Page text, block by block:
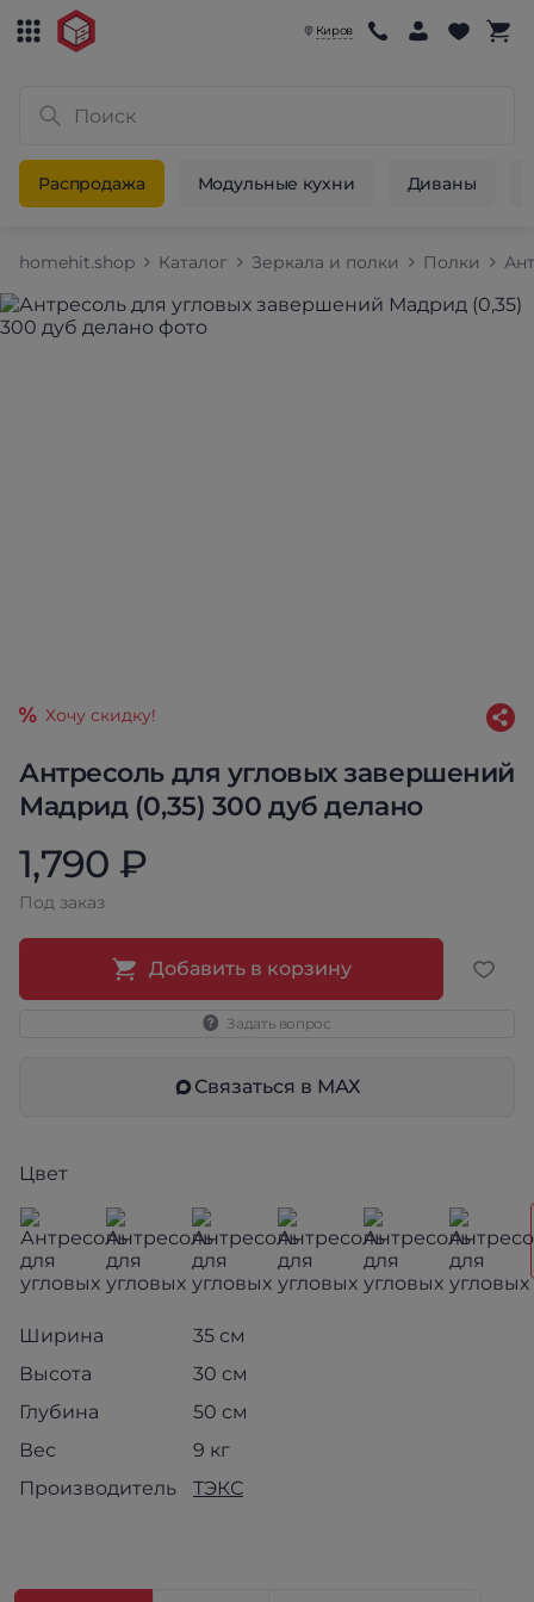
Киров
Распродажа Модульные кухни Диваны
homehit.shop Каталог Зеркала и полки Полки
Антресоль для угловых завершений
Мадрид (0,35) 300 дуб делано
Хочу скидку!
1,790 ₽
Под заказ
Добавить в корзину
Задать вопрос
Связаться в МАХ
Цвет
Ширина
35 см
Высота
30 см
Глубина
50 см
Вес
9 кг
Производитель
ТЭКС